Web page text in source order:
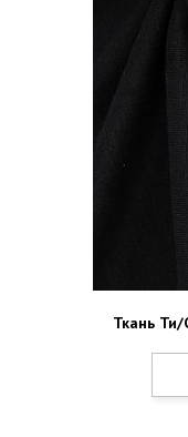
Ткань Ти/